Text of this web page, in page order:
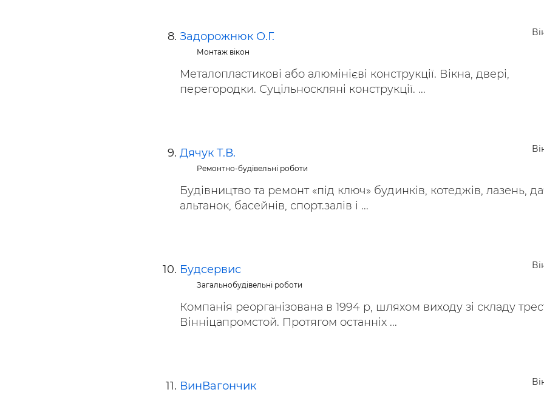
Задорожнюк О.Г.
Монтаж вікон
Металопластикові або алюмінієві конструкції. Вікна, двері,
перегородки. Суцільноскляні конструкції. ...
Дячук Т.В.
Ремонтно-будівельні роботи
Будівництво та ремонт «під ключ» будинків, котеджів, лазень,
альтанок, басейнів, спорт.залів і ...
Будсервис
Загальнобудівельні роботи
Компанія реорганізована в 1994 р, шляхом виходу зі складу
Вінніцапромстой. Протягом останніх ...
ВинВагончик